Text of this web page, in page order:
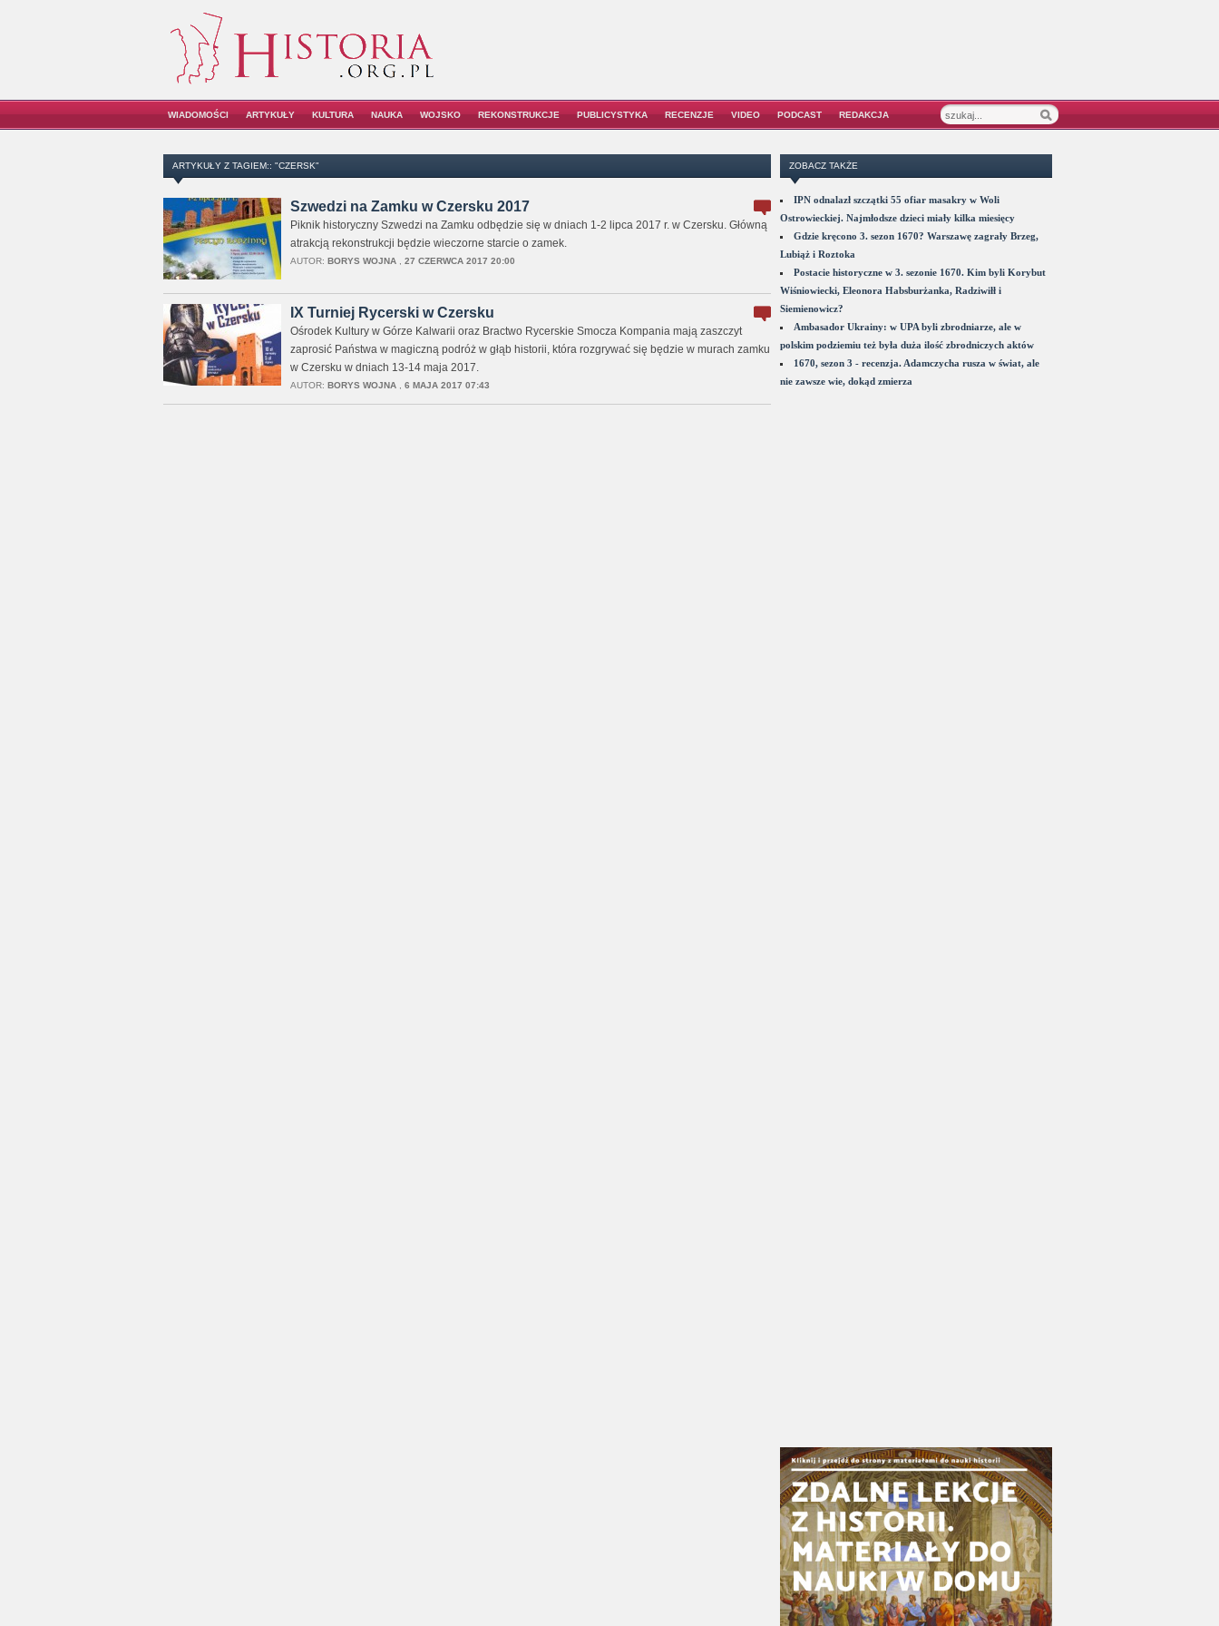
WIADOMOŚCI ARTYKUŁY KULTURA NAUKA WOJSKO REKONSTRUKCJE PUBLICYSTYKA RECENZJE VIDEO PODCAST REDAKCJA
ARTYKUŁY Z TAGIEM:: "CZERSK"
Szwedzi na Zamku w Czersku 2017
Piknik historyczny Szwedzi na Zamku odbędzie się w dniach 1-2 lipca 2017 r. w Czersku. Główną
atrakcją rekonstrukcji będzie wieczorne starcie o zamek.
AUTOR: BORYS WOJNA, 27 CZERWCA 2017 20:00
IX Turniej Rycerski w Czersku
Ośrodek Kultury w Górze Kalwarii oraz Bractwo Rycerskie Smocza Kompania mają zaszczyt
zaprosić Państwa w magiczną podróż w głąb historii, która rozgrywać się będzie w murach zamku
w Czersku w dniach 13-14 maja 2017.
AUTOR: BORYS WOJNA, 6 MAJA 2017 07:43
ZOBACZ TAKŻE
IPN odnalazł szczątki 55 ofiar masakry w Woli
Ostrowieckiej. Najmłodsze dzieci miały kilka miesięcy
Gdzie kręcono 3. sezon 1670? Warszawę zagrały Brzeg,
Lubiąż i Roztoka
Postacie historyczne w 3. sezonie 1670. Kim byli Korybut
Wiśniowiecki, Eleonora Habsburżanka, Radziwiłł i
Siemienowicz?
Ambasador Ukrainy: w UPA byli zbrodniarze, ale w
polskim podziemiu też była duża ilość zbrodniczych aktów
1670, sezon 3 - recenzja. Adamczycha rusza w świat, ale
nie zawsze wie, dokąd zmierza